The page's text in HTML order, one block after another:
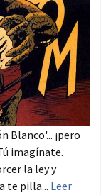
Blanco'... ¡pero
imagínate.
la ley y
te pilla... Leer